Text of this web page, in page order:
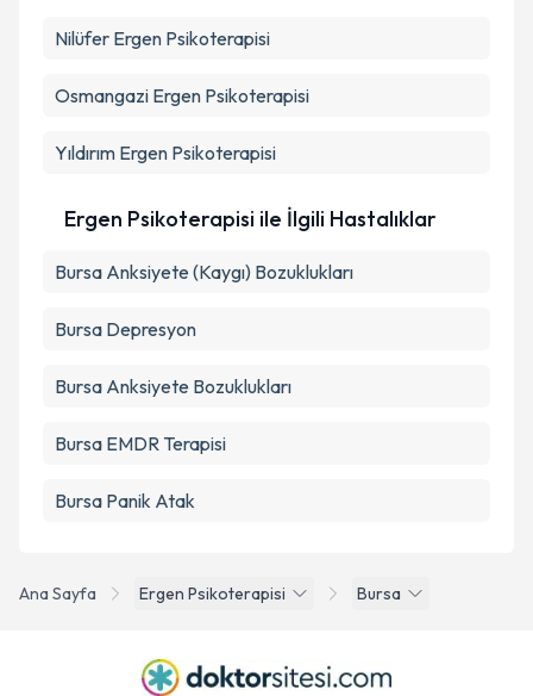
Metni'ni okudum ve kişisel verilerimin belirtilen
Ana Sayfa Ergen Psikoterapisi Bursa
Nilüfer Ergen Psikoterapisi
Osmangazi Ergen Psikoterapisi
Yıldırım Ergen Psikoterapisi
Ergen Psikoterapisi ile İlgili Hastalıklar
Bursa Anksiyete (Kaygı) Bozuklukları
Bursa Depresyon
Bursa Anksiyete Bozuklukları
Bursa EMDR Terapisi
Bursa Panik Atak